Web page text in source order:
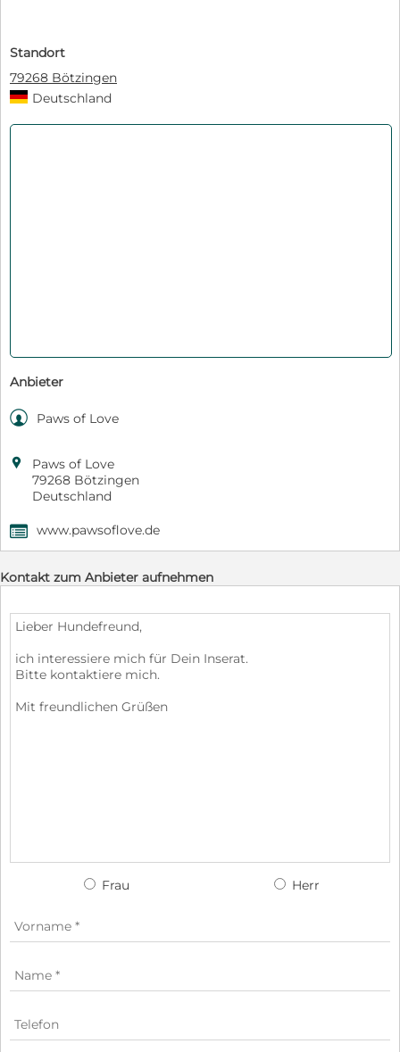
Standort
79268 Bötzingen
Deutschland
Anbieter
 Paws of Love

Paws of Love
79268 Bötzingen
Deutschland
, www.pawsoflove.de
Kontakt zum Anbieter aufnehmen
Frau Herr